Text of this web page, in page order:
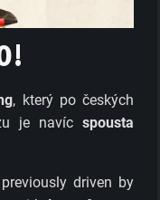
, který po českých
je navícspousta
driven by